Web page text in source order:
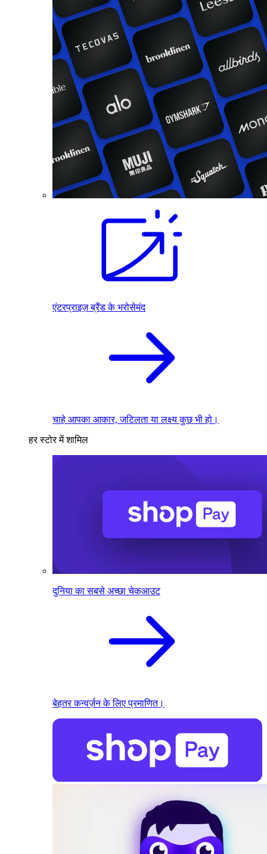
एंटरप्राइज़ ब्रैंड के भरोसेमंद
चाहे आपका आकार, जटिलता या लक्ष्य कुछ भी हो।
हर स्टोर में शामिल
दुनिया का सबसे अच्छा चेकआउट
बेहतर कन्वर्ज़न के लिए प्रमाणित।